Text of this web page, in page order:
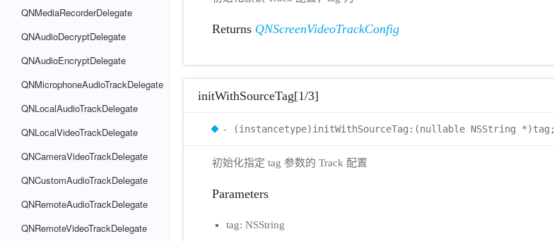
QNMediaRecorderDelegate
QNAudioDecryptDelegate
QNAudioEncryptDelegate
QNMicrophoneAudioTrackDelegate
QNLocalAudioTrackDelegate
QNLocalVideoTrackDelegate
QNCameraVideoTrackDelegate
QNCustomAudioTrackDelegate
QNRemoteAudioTrackDelegate
QNRemoteVideoTrackDelegate
Returns QNScreenVideoTrackConfig
initWithSourceTag[1/3]
- (instancetype)initWithSourceTag:(nullable NSString *)tag;
初始化指定 tag 参数的 Track 配置
Parameters
tag: NSString